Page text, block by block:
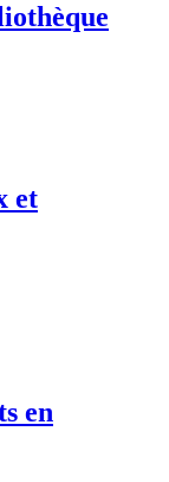
et
en